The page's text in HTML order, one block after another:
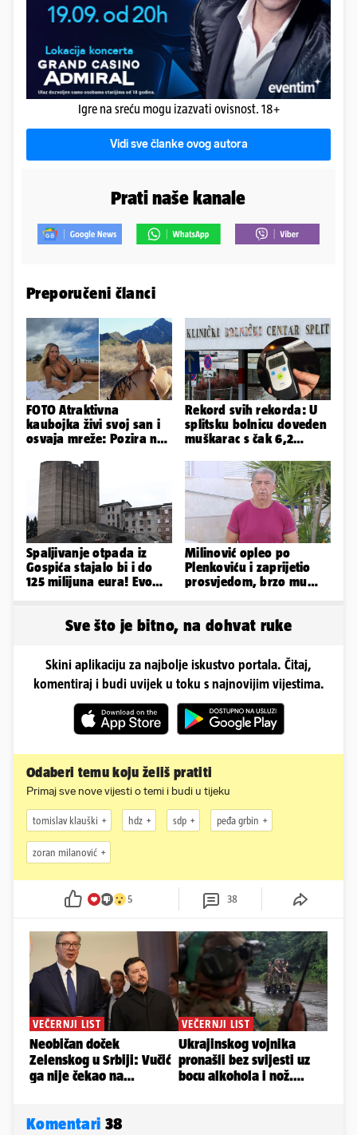
Igre na sreću mogu izazvati ovisnost. 18+
Vidi sve članke ovog autora
Prati naše kanale
Preporučeni članci
FOTO Atraktivna
kaubojka živi svoj san i
osvaja mreže: Pozira na
rodeu...
Rekord svih rekorda: U
splitsku bolnicu doveden
muškarac s čak 6,2
Spaljivanje otpada iz
Gospića stajalo bi i do
125 milijuna eura! Evo
Milinović opleo po
Plenkoviću i zaprijetio
prosvjedom, brzo mu
Sve što je bitno, na dohvat ruke
Skini aplikaciju za najbolje iskustvo portala. Čitaj,
komentiraj i budi uvijek u toku s najnovijim vijestima.
Odaberi temu koju želiš pratiti
Primaj sve nove vijesti o temi i budi u tijeku
tomislav klauški hdz sdp peđa grbin
zoran milanović
5 38
Komentari 38